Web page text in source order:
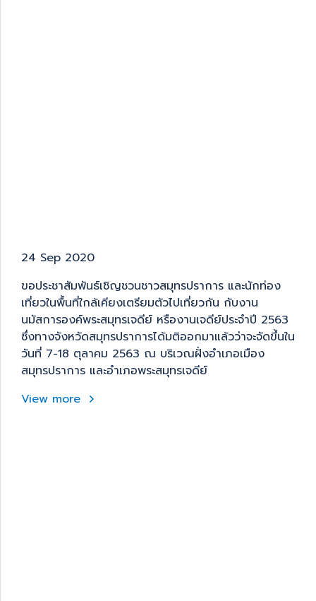
24 Sep 2020
ขอประชาสัมพันธ์เชิญชวนชาวสมุทรปราการ และนักท่อง
เที่ยวในพื้นที่ใกล้เคียงเตรียมตัวไปเที่ยวกัน กับงาน
นมัสการองค์พระสมุทรเจดีย์ หรืองานเจดีย์ประจำปี 2563
ซึ่งทางจังหวัดสมุทรปราการได้มติออกมาแล้วว่าจะจัดขึ้นใน
วันที่ 7-18 ตุลาคม 2563 ณ บริเวณฝั่งอำเภอเมือง
สมุทรปราการ และอำเภอพระสมุทรเจดีย์
View more